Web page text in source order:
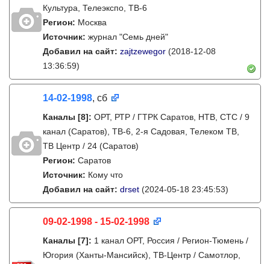
Культура, Телеэкспо, ТВ-6
Регион: Москва
Источник: журнал "Семь дней"
Добавил на сайт: zajtzewegor (2018-12-08
13:36:59)
14-02-1998, сб
Каналы [8]: ОРТ, РТР / ГТРК Саратов, НТВ, СТС / 9
канал (Саратов), ТВ-6, 2-я Садовая, Телеком ТВ,
ТВ Центр / 24 (Саратов)
Регион: Саратов
Источник: Кому что
Добавил на сайт: drset (2024-05-18 23:45:53)
09-02-1998 - 15-02-1998
Каналы [7]: 1 канал ОРТ, Россия / Регион-Тюмень /
Югория (Ханты-Мансийск), ТВ-Центр / Самотлор,